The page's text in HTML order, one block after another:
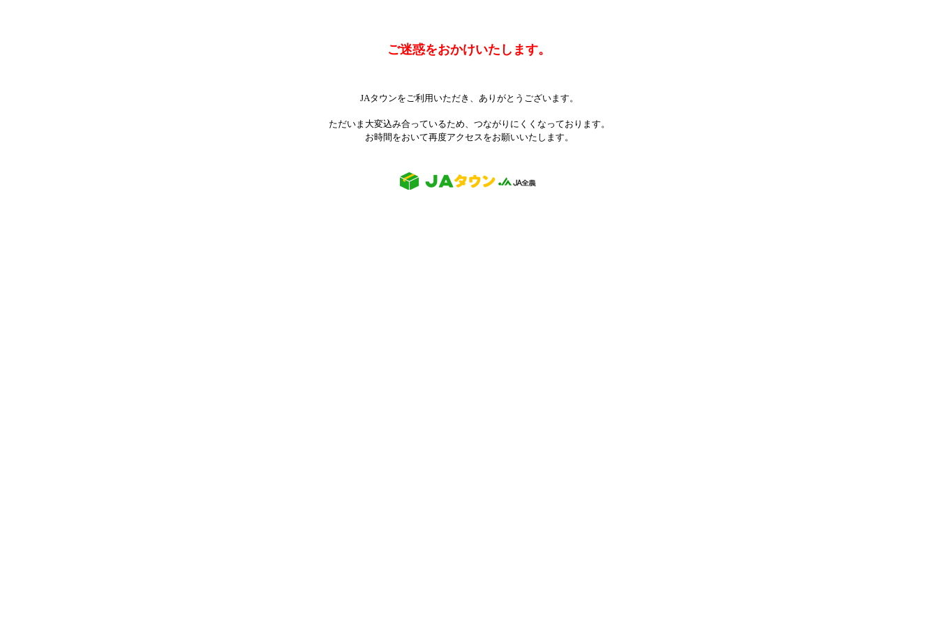
ご迷惑をおかけいたします。
JAタウンをご利用いただき、ありがとうございます。
ただいま大変込み合っているため、つながりにくくなっております。
お時間をおいて再度アクセスをお願いいたします。